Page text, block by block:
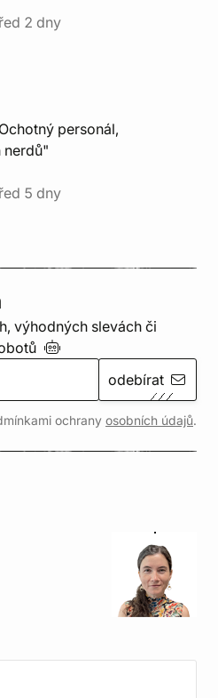
2 dny
personál,
nerdů"
5 dny
výhodných slevách či
odebírat
ochrany osobních údajů.